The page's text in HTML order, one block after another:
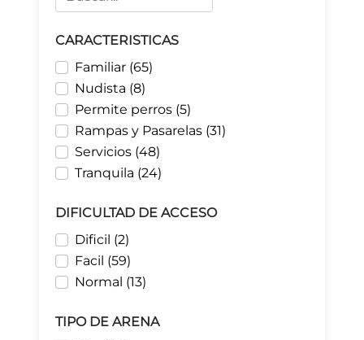
CARACTERISTICAS
Familiar (65)
Nudista (8)
Permite perros (5)
Rampas y Pasarelas (31)
Servicios (48)
Tranquila (24)
DIFICULTAD DE ACCESO
Dificil (2)
Facil (59)
Normal (13)
TIPO DE ARENA